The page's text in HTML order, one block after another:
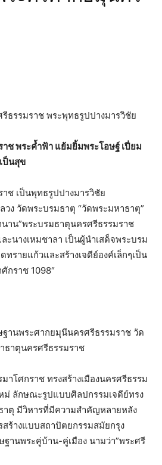
ธรรมราช​ พระพุทธ​รูปปางมารวิชัย​
ช​ พระค้ำฟ้า​ แย้มยิ้มพระโอษฐ์​ เปี่ยม
ป็นสุข
ช​ เป็นพุทธ​รูป​ปางมารวิชัย​
ง​ วัดพระบรมธาตุ​ “วัดพระมหาธาตุ”
าน”พระบรมธาตุ​นคร​ศรีธรรมราช​
ะนางเหมชาลา​ เป็นผู้นำเสด็จ​พระบรม
รายแก้วและสร้างเจดีย์​องค์​เล็กๆ​เป็น
กราช 1098″
าน​พระศากยมุนี​นคร​ศรี​ธรรมราช​ วัด
ธาตุ​นครศรีธรรมราช​
มาโศกราช​ ทรงสร้า​งเมือง​นคร​ศรี​ธรรม
ม่​ ลักษณะ​รูปแบบ​ศิลปกรรม​เจดีย์​ทรง​
าตุ​ มีวิหารที่มีความสำคัญหลายหลัง
ร้างแบบสถาปัตยกรรม​สมัย​กรุง
าน​พระคู่บ้าน-คู่เมือง​ นามว่า”พระศรี